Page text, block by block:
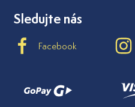
Sledujte nás
Facebook